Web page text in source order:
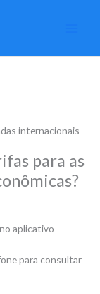
internacionais
para as
aplicativo
para consultar